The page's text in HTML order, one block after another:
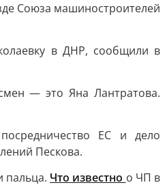
Союза машиностроителей
в ДНР, сообщили в
— это Яна Лантратова.
ЕС и дело
Пескова.
пальца. Что известно о ЧП в